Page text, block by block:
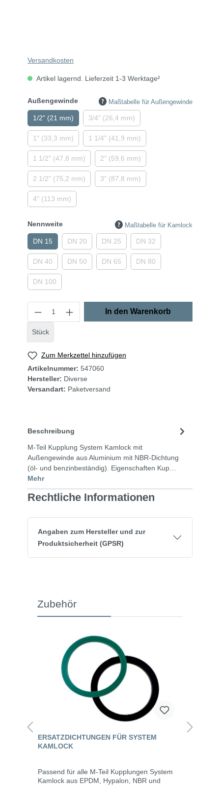
Versandkosten
Artikel lagernd. Lieferzeit 1-3 Werktage²
Außengewinde Maßtabelle für Außengewinde
1/2" (21 mm) 3/4" (26,4 mm)
1" (33,3 mm) 1 1/4" (41,9 mm)
1 1/2" (47,8 mm) 2" (59,6 mm)
2 1/2" (75,2 mm) 3" (87,8 mm)
4" (113 mm)
Nennweite Maßtabelle für Kamlock
DN 15 DN 20 DN 25 DN 32
DN 40 DN 50 DN 65 DN 80
DN 100
Stück
In den Warenkorb
Zum Merkzettel hinzufügen
Artikelnummer: 547060
Hersteller: Diverse
Versandart: Paketversand
Beschreibung
M-Teil Kupplung System Kamlock mit
Außengewinde aus Aluminium mit NBR-Dichtung
(öl- und benzinbeständig). Eigenschaften Kup…
Mehr
Rechtliche Informationen
Angaben zum Hersteller und zur
Produktsicherheit (GPSR)
Zubehör
ERSATZDICHTUNGEN FÜR SYSTEM
KAMLOCK
Passend für alle M-Teil Kupplungen System
Kamlock aus EPDM, Hypalon, NBR und